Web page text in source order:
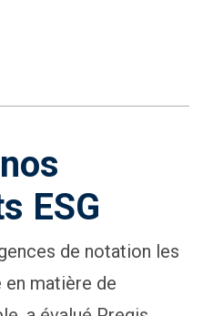
ESG
de notation les
en matière de